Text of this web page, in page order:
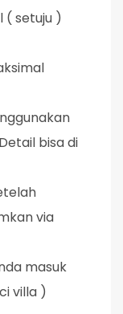
( setuju )
bisa di
via
masuk
villa )